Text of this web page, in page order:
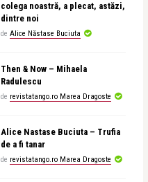
colega noastră, a plecat, astăzi,
dintre noi
de Alice Năstase Buciuta
Then & Now – Mihaela
Radulescu
de revistatango.ro Marea Dragoste
Alice Nastase Buciuta – Trufia
de a fi tanar
de revistatango.ro Marea Dragoste